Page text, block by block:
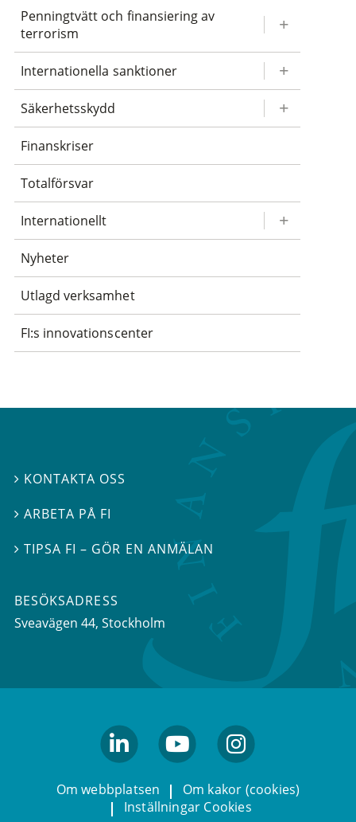
Penningtvätt och finansiering av
terrorism
Internationella sanktioner
Säkerhetsskydd
Finanskriser
Totalförsvar
Internationellt
Nyheter
Utlagd verksamhet
FI:s innovationscenter
 KONTAKTA OSS
 ARBETA PÅ FI
TIPSA FI – GÖR EN ANMÄLAN
BESÖKSADRESS
Sveavägen 44, Stockholm
Om webbplatsen
Om kakor (cookies)
Inställningar Cookies